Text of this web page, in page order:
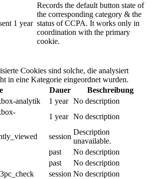
1 year
Records the default button state of
the corresponding category & the
status of CCPA. It works only in
coordination with the primary
cookie.
Cookies sind solche, die analysiert
in eine Kategorie eingeordnet wurden.
Dauer
Beschreibung
analytik
1 year No description
1 year No description
session
Description
unavailable.
past
No description
past
No description
session No description